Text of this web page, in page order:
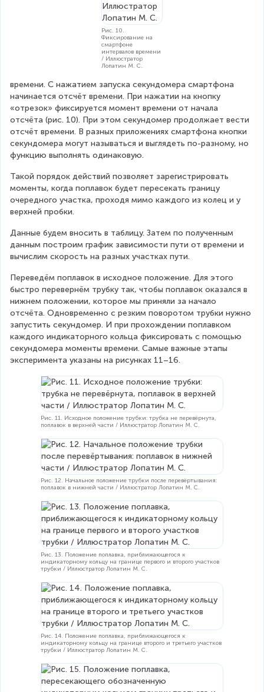
Рис. 10.
Фиксирование на
смартфоне
интервалов времени
/ Иллюстратор
Лопатин М. С.
времени. С нажатием запуска секундомера смартфона
начинается отсчёт времени. При нажатии на кнопку
«отрезок» фиксируется момент времени от начала
отсчёта (рис. 10). При этом секундомер продолжает вести
отсчёт времени. В разных приложениях смартфона кнопки
секундомера могут называться и выглядеть по-разному, но
функцию выполнять одинаковую.
Такой порядок действий позволяет зарегистрировать
моменты, когда поплавок будет пересекать границу
очередного участка, проходя мимо каждого из колец и у
верхней пробки.
Данные будем вносить в таблицу. Затем по полученным
данным построим график зависимости пути от времени и
вычислим скорость на разных участках пути.
Переведём поплавок в исходное положение. Для этого
быстро перевернём трубку так, чтобы поплавок оказался в
нижнем положении, которое мы приняли за начало
отсчёта. Одновременно с резким поворотом трубки нужно
запустить секундомер. И при прохождении поплавком
каждого индикаторного кольца фиксировать с помощью
секундомера моменты времени. Самые важные этапы
эксперимента указаны на рисунках 11–16.
Рис. 11. Исходное положение трубки: трубка не перевёрнута,
поплавок в верхней части / Иллюстратор Лопатин М. С.
Рис. 12. Начальное положение трубки после перевёртывания:
поплавок в нижней части / Иллюстратор Лопатин М. С.
Рис. 13. Положение поплавка, приближающегося к
индикаторному кольцу на границе первого и второго участков
трубки / Иллюстратор Лопатин М. С.
Рис. 14. Положение поплавка, приближающегося к
индикаторному кольцу на границе второго и третьего участков
трубки / Иллюстратор Лопатин М. С.